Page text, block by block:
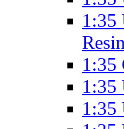
1:35
1:35
1:35
1:35